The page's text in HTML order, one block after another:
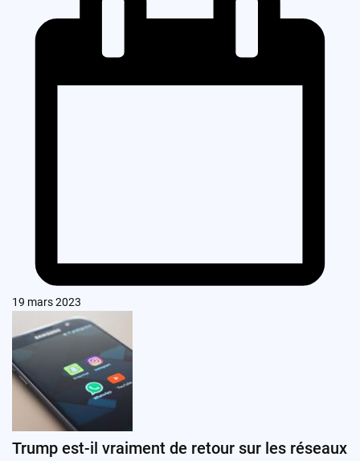
19 mars 2023
Trump est-il vraiment de retour sur les réseaux